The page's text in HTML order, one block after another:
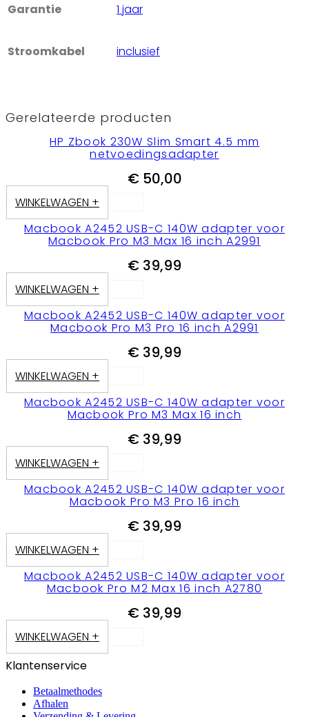
Garantie 1 jaar
Stroomkabel inclusief
Gerelateerde producten
HP Zbook 230W Slim Smart 4.5 mm
netvoedingsadapter
€50,00
WINKELWAGEN +
Macbook A2452 USB-C 140W adapter voor
Macbook Pro M3 Max 16 inch A2991
€ 39,99
WINKELWAGEN +
Macbook A2452 USB-C 140W adapter voor
Macbook Pro M3 Pro 16 inch A2991
€ 39,99
WINKELWAGEN +
Macbook A2452 USB-C 140W adapter voor
Macbook Pro M3 Max 16 inch
€ 39,99
WINKELWAGEN +
Macbook A2452 USB-C 140W adapter voor
Macbook Pro M3 Pro 16 inch
€ 39,99
WINKELWAGEN +
Macbook A2452 USB-C 140W adapter voor
Macbook Pro M2 Max 16 inch A2780
€ 39,99
WINKELWAGEN +
Klantenservice
Betaalmethodes
Afhalen